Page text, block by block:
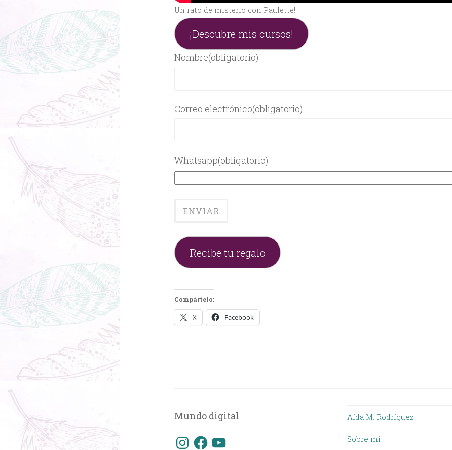
Un rato de misterio con Paulette!
¡Descubre mis cursos!
Nombre(obligatorio)
Correo electrónico(obligatorio)
Whatsapp(obligatorio)
ENVIAR
Recibe tu regalo
Compártelo:
X Facebook
Mundo digital
InstagramFacebookYouTube
Aída M. Rodríguez
Sobre mi